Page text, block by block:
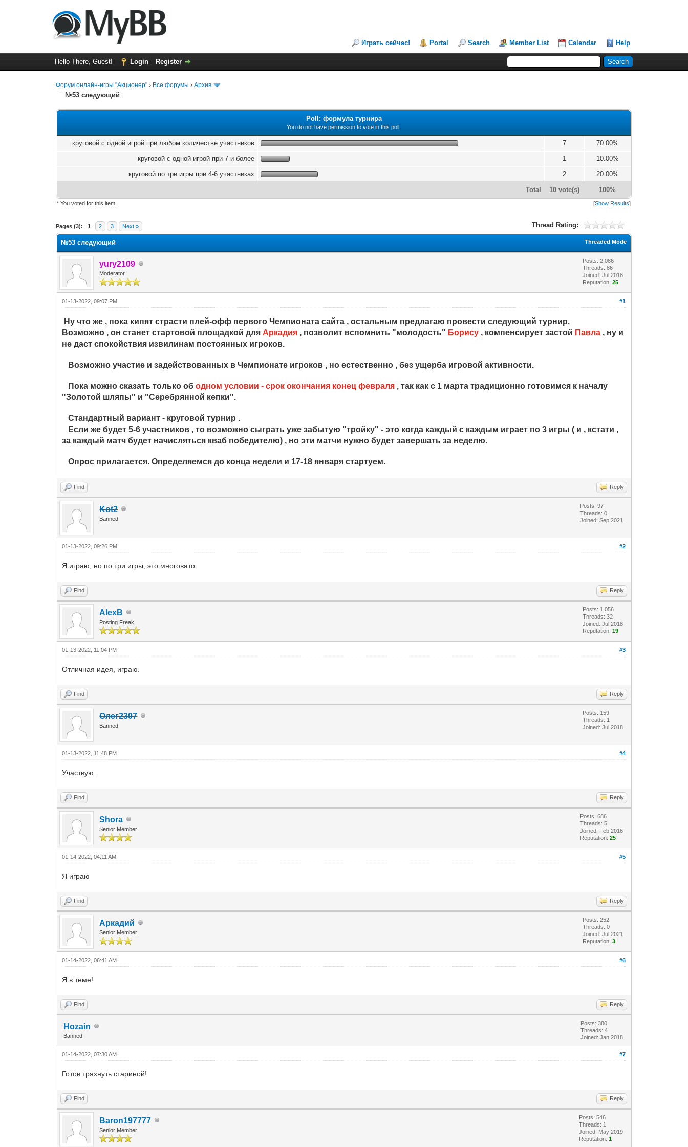
Играть сейчас! Portal Search Member List Calendar Help
Hello There, Guest! Login Register
Форум онлайн-игры "Акционер" › Все форумы ›Архив
№53 следующий
Poll: формула турнира
You do not have permission to vote in this poll.
круговой с одной игрой при любом количестве участников 7
70.00%
круговой с одной игрой при 7 и более
1
10.00%
круговой по три игры при 4-6 участниках
2 20.00%
Total 10 vote(s) 100%
* You voted for this item. [Show Results]
Pages (3): 1 2 3 Next » Thread Rating:
0 Vote(s) - 0 Average
1
2
3
4
5
Threaded Mode
№53 следующий
yury2109
Moderator
Posts: 2,086
Threads: 86
Joined: Jul 2018
Reputation:25
#1
01-13-2022, 09:07 PM
Ну что же , пока кипят страсти плей-офф первого Чемпионата сайта , остальным предлагаю провести следующий турнир.
Возможно , он станет стартовой площадкой для Аркадия , позволит вспомнить "молодость" Борису , компенсирует застой Павла , ну и
не даст спокойствия извилинам постоянных игроков.
Возможно участие и задействованных в Чемпионате игроков , но естественно , без ущерба игровой активности.
Пока можно сказать только ободном условии - срок окончания конец февраля , так как с 1 марта традиционно готовимся к началу
"Золотой шляпы" и "Серебрянной кепки".
Стандартный вариант - круговой турнир .
Если же будет 5-6 участников , то возможно сыграть уже забытую "тройку" - это когда каждый с каждым играет по 3 игры ( и , кстати ,
за каждый матч будет начисляться кваб победителю) , но эти матчи нужно будет завершать за неделю.
Опрос прилагается. Определяемся до конца недели и 17-18 января стартуем.
Find Reply
Kot2
Banned
Posts: 97
Threads: 0
Joined: Sep 2021
#2
01-13-2022, 09:26 PM
Я играю, но по три игры, это многовато
Find Reply
AlexB
Posting Freak
Posts: 1,056
Threads: 32
Joined: Jul 2018
Reputation:19
#3
01-13-2022, 11:04 PM
Отличная идея, играю.
Find Reply
Олег2307
Banned
Posts: 159
Threads: 1
Joined: Jul 2018
#4
01-13-2022, 11:48 PM
Участвую.
Find Reply
Shora
Senior Member
Posts: 686
Threads: 5
Joined: Feb 2016
Reputation:25
#5
01-14-2022, 04:11 AM
Я играю
Find Reply
Аркадий
Senior Member
Posts: 252
Threads: 0
Joined: Jul 2021
Reputation:3
#6
01-14-2022, 06:41 AM
Я в теме!
Find Reply
Hozain
Banned
Posts: 380
Threads: 4
Joined: Jan 2018
#7
01-14-2022, 07:30 AM
Готов тряхнуть стариной!
Find Reply
Baron197777
Senior Member
Posts: 546
Threads: 1
Joined: May 2019
Reputation:1